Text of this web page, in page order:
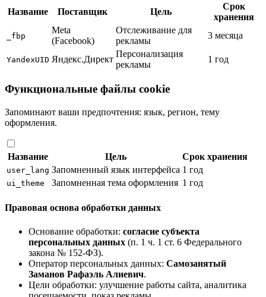
Название Поставщик Цель
Срок
хранения
_fbp
Meta
(Facebook)
Отслеживание для
рекламы
3 месяца
YandexUID Яндекс.Директ
Персонализация
рекламы
1 год
Функциональные файлы cookie
Запоминают ваши предпочтения: язык, регион, тему
оформления.
Название Цель Срок хранения
user_lang Запомненный язык интерфейса 1 год
ui_theme Запомненная тема оформления 1 год
Правовая основа обработки данных
Основание обработки: согласие субъекта
персональных данных (п. 1 ч. 1 ст. 6 Федерального
закона № 152-ФЗ).
Оператор персональных данных: Самозанятый
Заманов Рафаэль Алиевич.
Цели обработки: улучшение работы сайта, аналитика